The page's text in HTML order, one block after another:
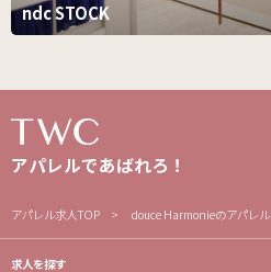
ndc STOCK
アパレルであばれろ！
アパレル求人TOP douce Harmonieのアパレ
求人を探す